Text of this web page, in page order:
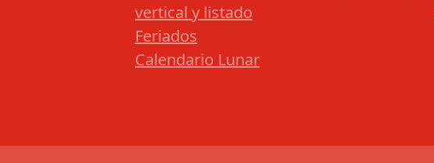
vertical y listado
Feriados
Calendario Lunar